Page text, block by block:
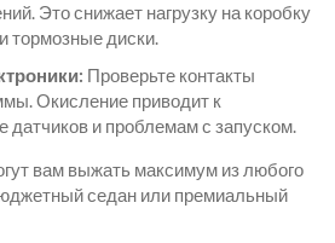
Это снижает нагрузку на коробку
тормозные диски.
Проверьте контакты
Окисление приводит к
датчиков и проблемам с запуском.
вам выжать максимум из любого
седан или премиальный